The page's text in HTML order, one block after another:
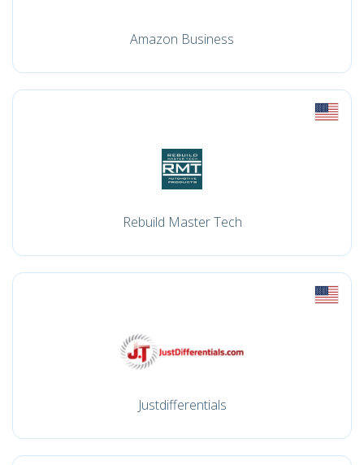
Amazon Business
Rebuild Master Tech
Justdifferentials